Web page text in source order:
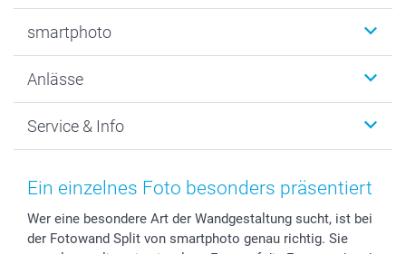
Fotogeschenke
MyNameBook
Fotoabzüge, Fotos als Buch & Poster
Zubehör & Material
Sticker & Etiketten
Geschenk-Gutscheine (PDF)
smartphoto
Warum smartphoto
Datenschutz
AGB
Presse
Partnerprogramme
Anlässe
Neujahr
Muttertag
Kommunion & Konfirmation
Hochzeit
Service & Info
Preise und Versandkosten
48h Lieferung
Zahlungsmöglichkeiten
Ein einzelnes Foto besonders präsentiert
Wer eine besondere Art der Wandgestaltung sucht, ist bei
der Fotowand Split von smartphoto genau richtig. Sie